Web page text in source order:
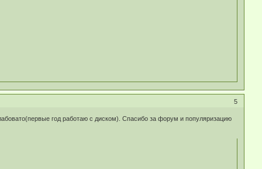
5
год работаю с диском). Спасибо за форум и популяризацию